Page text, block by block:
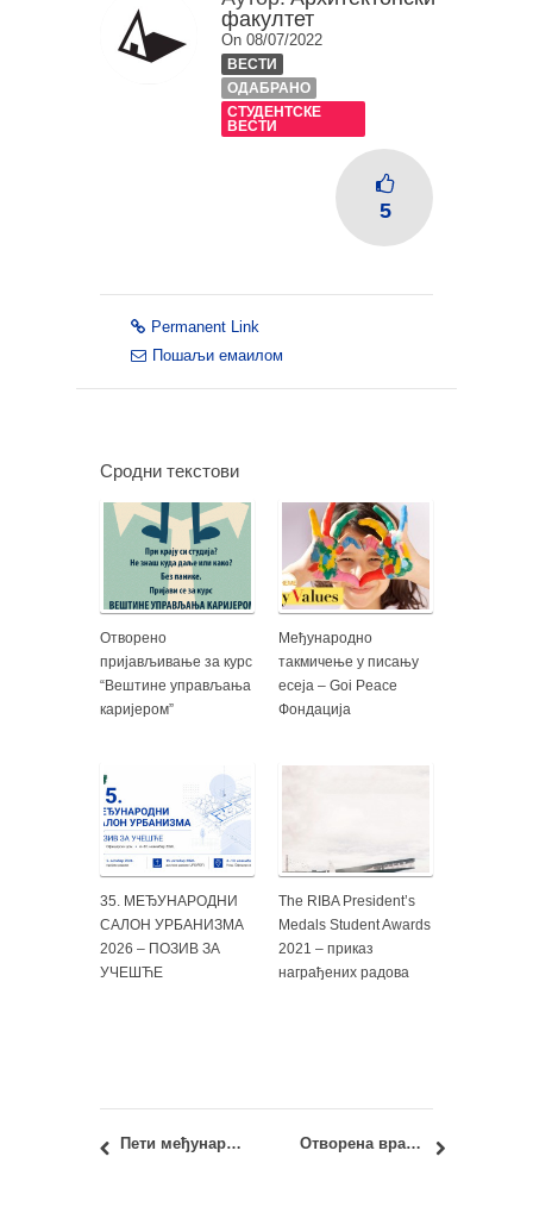
факултет
On 08/07/2022
ВЕСТИ
ОДАБРАНО
СТУДЕНТСКЕ
ВЕСТИ
5
Permanent Link
Пошаљи емаилом
Сродни текстови
Отворено
пријављивање за курс
“Вештине управљања
каријером”
Међународно
такмичење у писању
есеја – Goi Peace
Фондација
35. МЕЂУНАРОДНИ
САЛОН УРБАНИЗМА
2026 – ПОЗИВ ЗА
УЧЕШЋЕ
The RIBA President’s
Medals Student Awards
2021 – приказ
награђених радова
Пети међународни конгрес и изложба ОДРЖИВА АРХИТЕКТУРА – ЕНЕРГЕТСКА ЕФИКАСНОСТ Отворена врата Архитектонског факултета за мастер студије – 13. јул 2022